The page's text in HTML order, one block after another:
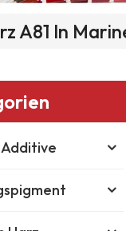
A81 In